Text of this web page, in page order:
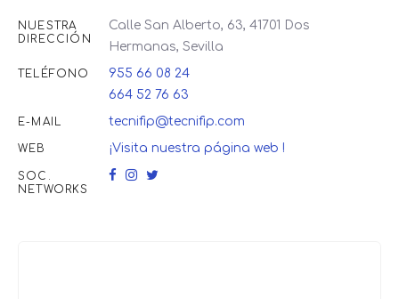
NUESTRA
DIRECCIÓN
Calle San Alberto, 63, 41701 Dos
Hermanas, Sevilla
TELÉFONO
955 66 08 24
664 52 76 63
E-MAIL tecnifip@tecnifip.com
WEB ¡Visita nuestra página web !
SOC.
NETWORKS